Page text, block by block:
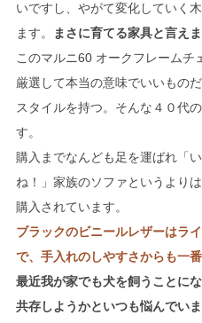
いですし、やがて変化していく
ます。
まさに育てる家具と言えま
このマルニ60 オークフレームチ
厳選して本当の意味でいいもの
スタイルを持つ。そんな４０代
す。
購入までなんども足を運ばれ「
ね！」家族のソファというより
購入されています。
ブラックのビニールレザーはラ
で、手入れのしやすさからも一
最近我が家でも犬を飼うことに
共存しようかといつも悩んでい